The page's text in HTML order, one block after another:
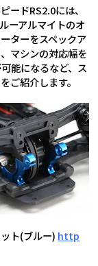
ードRS2.0には、
ーアルマイトのオ
ターをスペックア
マシンの対応幅を
能になるなど、ス
ご紹介します。
ト(ブルー) http